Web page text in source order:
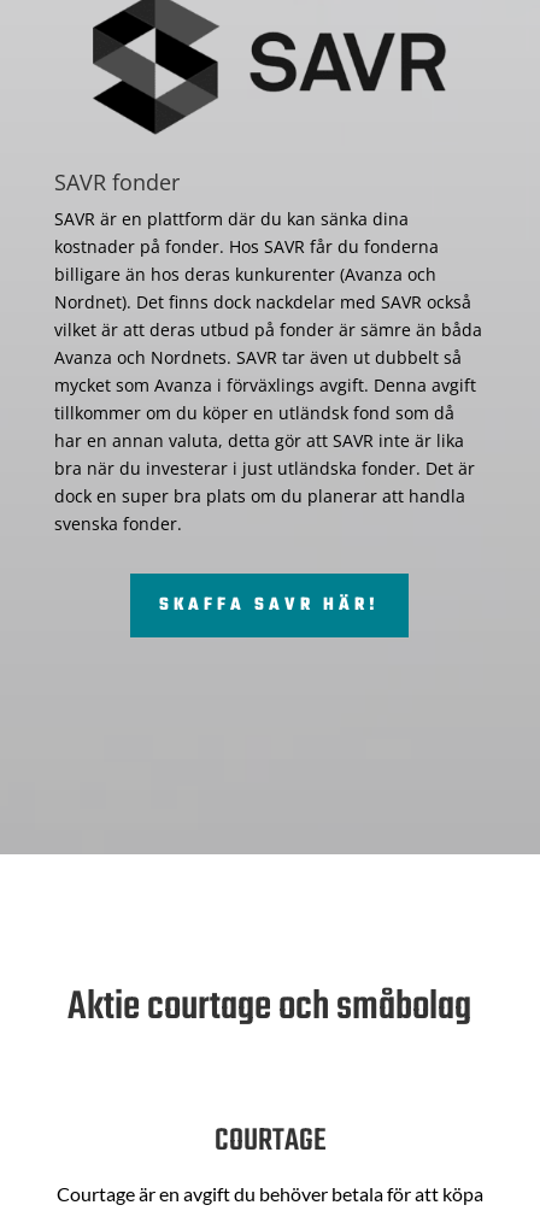
SAVR fonder
SAVR är en plattform där du kan sänka dina
kostnader på fonder. Hos SAVR får du fonderna
billigare än hos deras kunkurenter (Avanza och
Nordnet). Det finns dock nackdelar med SAVR också
vilket är att deras utbud på fonder är sämre än båda
Avanza och Nordnets. SAVR tar även ut dubbelt så
mycket som Avanza i förväxlings avgift. Denna avgift
tillkommer om du köper en utländsk fond som då
har en annan valuta, detta gör att SAVR inte är lika
bra när du investerar i just utländska fonder. Det är
dock en super bra plats om du planerar att handla
svenska fonder.
SKAFFA SAVR HÄR!
Aktie courtage och småbolag
COURTAGE
Courtage är en avgift du behöver betala för att köpa